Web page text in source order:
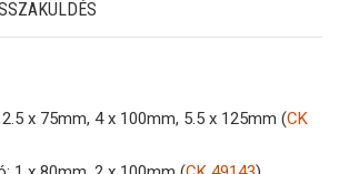
x 75mm, 4 x 100mm, 5.5 x 125mm (CK